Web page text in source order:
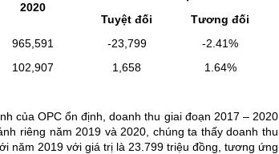
2020
Tuyệt đối
Tương đối
965,591 -23,799
-2.41%
102,907 1,658 1.64%
của OPC ổn định, doanh thu giai đoạn 2017 – 2020
riêng năm 2019 và 2020, chúng ta thấy doanh thu
năm 2019 với giá trị là 23.799 triệu đồng, tương ứng